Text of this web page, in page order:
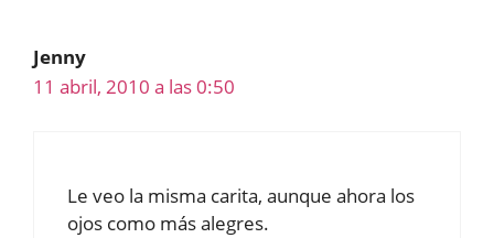
Jenny
11 abril, 2010 a las 0:50
Le veo la misma carita, aunque ahora los
ojos como más alegres.